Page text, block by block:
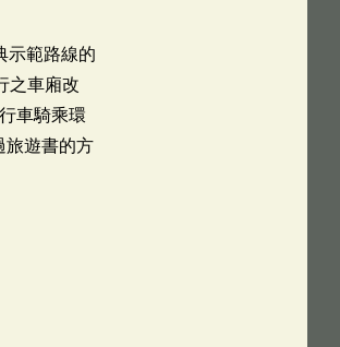
示範路線的
之車廂改
車騎乘環
旅遊書的方